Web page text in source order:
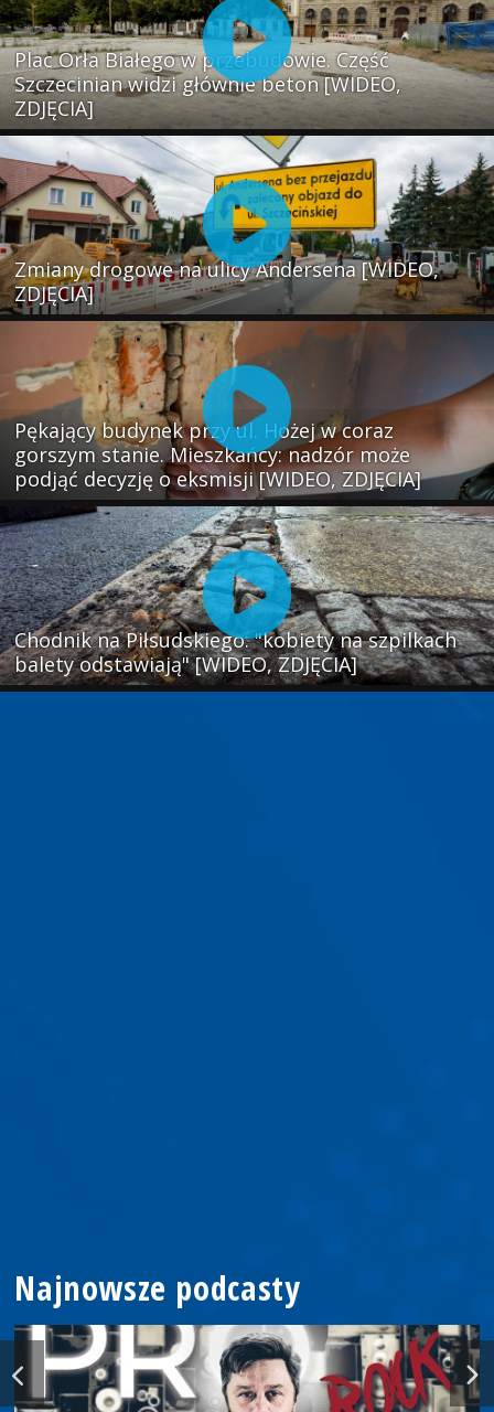
Plac Orła Białego w przebudowie. Część
Szczecinian widzi głównie beton [WIDEO,
ZDJĘCIA]
Zmiany drogowe na ulicy Andersena [WIDEO,
ZDJĘCIA]
Pękający budynek przy ul. Hożej w coraz
gorszym stanie. Mieszkańcy: nadzór może
podjąć decyzję o eksmisji [WIDEO, ZDJĘCIA]
Chodnik na Piłsudskiego: "kobiety na szpilkach
balety odstawiają" [WIDEO, ZDJĘCIA]
Najnowsze podcasty